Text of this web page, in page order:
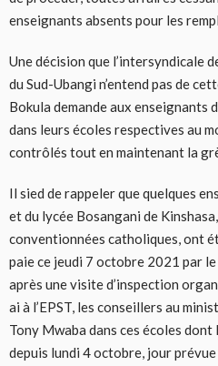
enseignants absents pour les
Une décision que l’intersyndicale
du Sud-Ubangi n’entend pas de
Bokula demande aux enseignants
dans leurs écoles respectives au
contrôlés tout en maintenant la
Il sied de rappeler que quelques
et du lycée Bosangani de
conventionnées catholiques, ont
paie ce jeudi 7 octobre 2021 par
après une visite d’inspection
ai à l’EPST, les conseillers au
Tony Mwaba dans ces écoles
depuis lundi 4 octobre, jour